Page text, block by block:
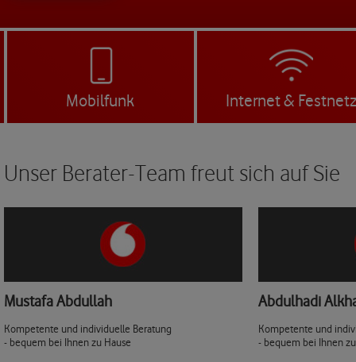
Mobilfunk Internet &
Unser Berater-Team freut sich auf Sie
Mustafa Abdullah
Kompetente und individuelle Beratung
- bequem bei Ihnen zu Hause
Abdulhadi
Kompetente und
- bequem bei Ihnen